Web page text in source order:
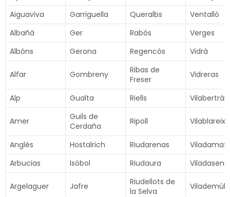
Aiguaviva
Garriguella Queralbs
Ventalló
Albañá
Ger Rabós
Verges
Albóns
Gerona Regencós Vidrá
Alfar Gombreny
Ribas de
Freser
Vidreras
Alp Gualta Riells Vilabertrán
Amer
Guils de
Cerdaña
Ripoll Vilablareix
Anglés Hostalrich Riudarenas
Viladamat
Arbucias
Isóbol Riudaura Viladasens
Argelaguer Jafre
Riudellots de
la Selva
Vilademúls